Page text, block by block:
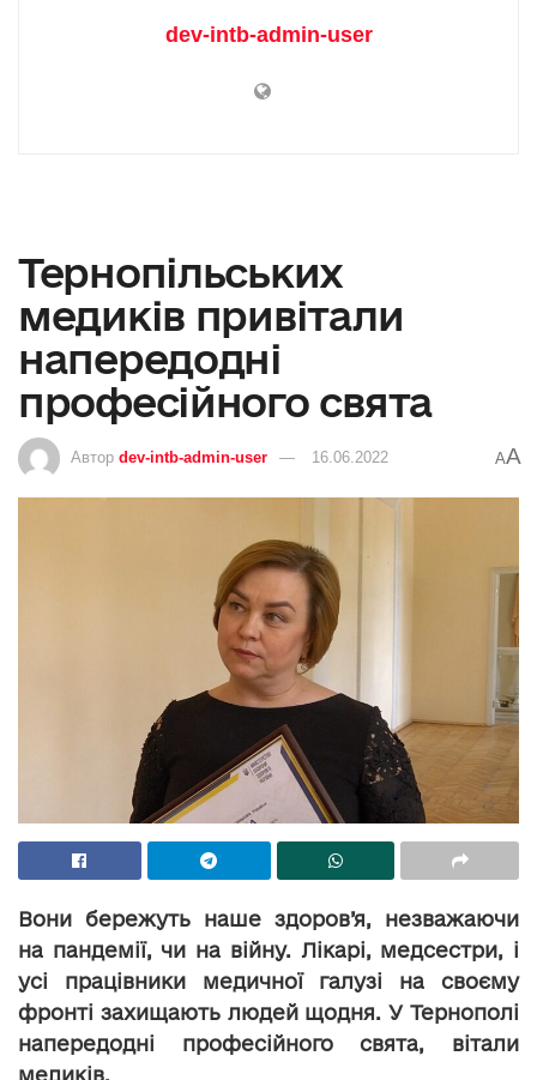
dev-intb-admin-user
Тернопільських
медиків привітали
напередодні
професійного свята
Автор dev-intb-admin-user 16.06.2022 AA
Вони бережуть наше здоров’я, незважаючи
на пандемії, чи на війну. Лікарі, медсестри, і
усі працівники медичної галузі на своєму
фронті захищають людей щодня. У Тернополі
напередодні професійного свята, вітали
медиків.